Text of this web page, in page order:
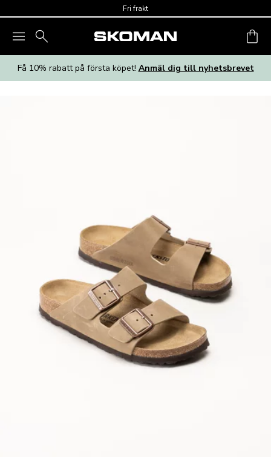
Fri frakt
Få 10% rabatt på första köpet! Anmäl dig till nyhetsbrevet